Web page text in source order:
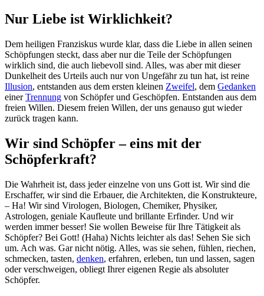
Nur Liebe ist Wirklichkeit?
Dem heiligen Franziskus wurde klar, dass die Liebe in allen seinen
Schöpfungen steckt, dass aber nur die Teile der Schöpfungen
wirklich sind, die auch liebevoll sind. Alles, was aber mit dieser
Dunkelheit des Urteils auch nur von Ungefähr zu tun hat, ist reine
Illusion, entstanden aus dem ersten kleinen Zweifel, dem Gedanken
einerTrennung von Schöpfer und Geschöpfen. Entstanden aus dem
freien Willen. Diesem freien Willen, der uns genauso gut wieder
zurück tragen kann.
Wir sind Schöpfer – eins mit der
Schöpferkraft?
Die Wahrheit ist, dass jeder einzelne von uns Gott ist. Wir sind die
Erschaffer, wir sind die Erbauer, die Architekten, die Konstrukteure,
– Ha! Wir sind Virologen, Biologen, Chemiker, Physiker,
Astrologen, geniale Kaufleute und brillante Erfinder. Und wir
werden immer besser! Sie wollen Beweise für Ihre Tätigkeit als
Schöpfer? Bei Gott! (Haha) Nichts leichter als das! Sehen Sie sich
um. Ach was. Gar nicht nötig. Alles, was sie sehen, fühlen, riechen,
schmecken, tasten, denken, erfahren, erleben, tun und lassen, sagen
oder verschweigen, obliegt Ihrer eigenen Regie als absoluter
Schöpfer.